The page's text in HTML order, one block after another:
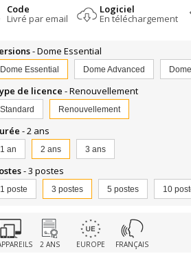
Code
Livré par email
Logiciel
En téléchargement
- Dome Essential
Dome Essential Dome Advanced
de licence- Renouvellement
Standard Renouvellement
- 2 ans
1 an 2 ans 3 ans
- 3 postes
1 poste 3 postes 5 postes 10
2 ANS EUROPE FRANÇAIS